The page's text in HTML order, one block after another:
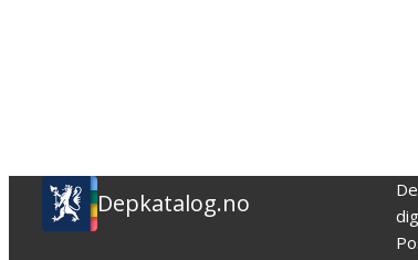
Depkatalog.no